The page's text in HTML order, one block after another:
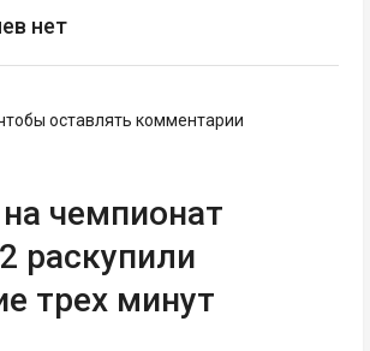
нет
оставлять комментарии
чемпионат
раскупили
трех минут